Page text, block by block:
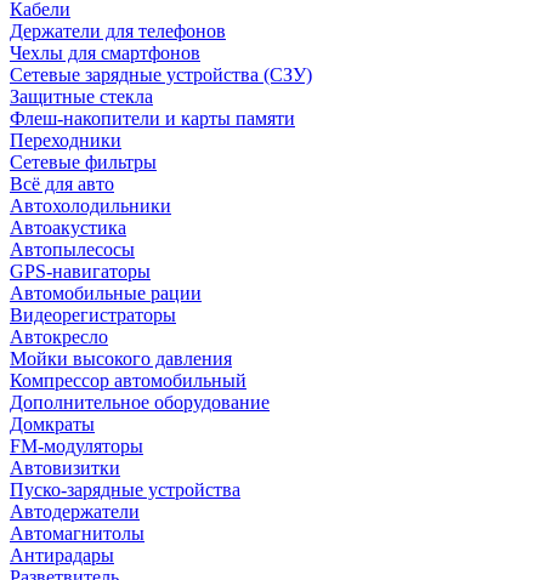
Кабели
Держатели для телефонов
Чехлы для смартфонов
Сетевые зарядные устройства (СЗУ)
Защитные стекла
Флеш-накопители и карты памяти
Переходники
Сетевые фильтры
Всё для авто
Автохолодильники
Автоакустика
Автопылесосы
GPS-навигаторы
Автомобильные рации
Видеорегистраторы
Автокресло
Мойки высокого давления
Компрессор автомобильный
Дополнительное оборудование
Домкраты
FM-модуляторы
Автовизитки
Пуско-зарядные устройства
Автодержатели
Автомагнитолы
Антирадары